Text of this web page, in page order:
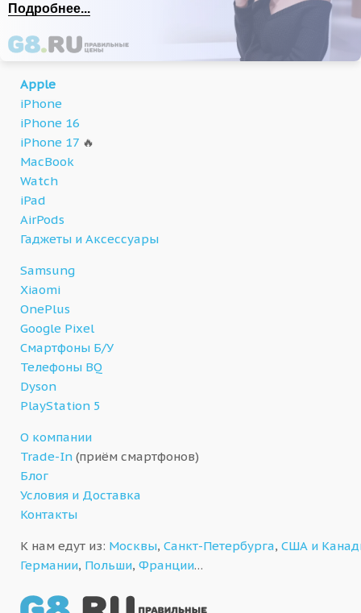
Подробнее...
Apple
iPhone
iPhone 16
iPhone 17 🔥
MacBook
Watch
iPad
AirPods
Гаджеты и Аксессуары
Samsung
Xiaomi
OnePlus
Google Pixel
Смартфоны Б/У
Телефоны BQ
Dyson
PlayStation 5
О компании
Trade-In (приём смартфонов)
Блог
Условия и Доставка
Контакты
К нам едут из: Москвы, Санкт-Петербурга, США и
Германии, Польши, Франции…